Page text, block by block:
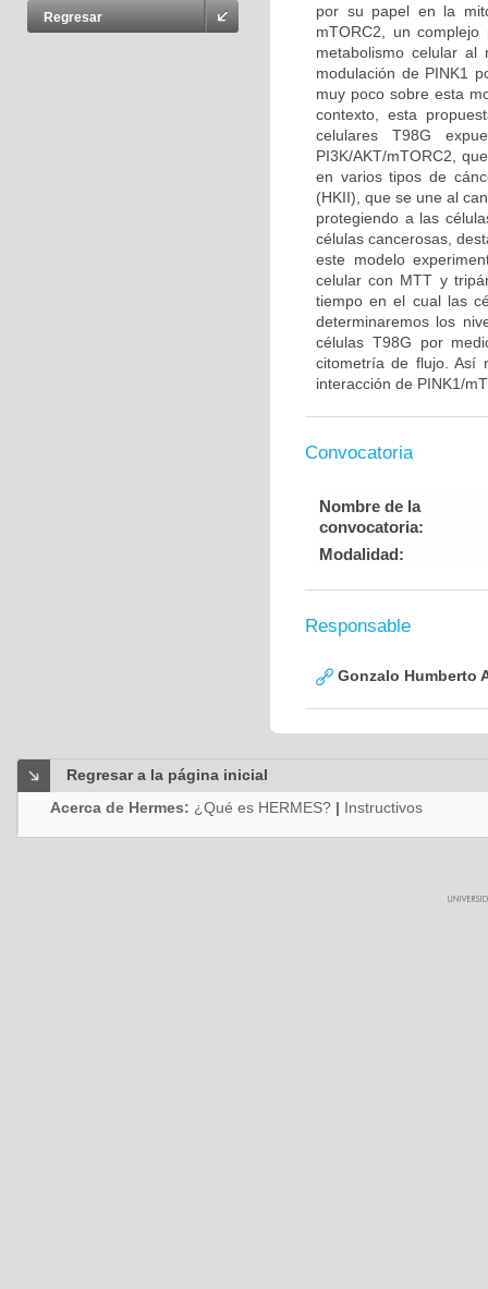
Regresar
por su papel en la
mTORC2, un
metabolismo celular
modulación de PINK1
muy poco sobre esta
contexto, esta
celulares T98G
PI3K/AKT/mTORC2,
en varios tipos de
(HKII), que se une al
protegiendo a las
células cancerosas,
este modelo
celular con MTT y
tiempo en el cual las
determinaremos los
células T98G por
citometría de flujo. Así
interacción de PINK1/
Convocatoria
Nombre de la
convocatoria:
Modalidad:
Responsable
Gonzalo Humberto
Regresar a la página inicial
Acerca de Hermes: ¿Qué es HERMES? | Instructivos